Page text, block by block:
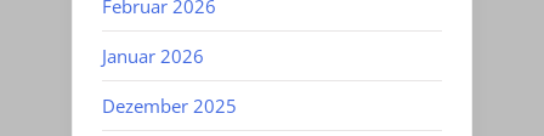
Februar 2026
Januar 2026
Dezember 2025